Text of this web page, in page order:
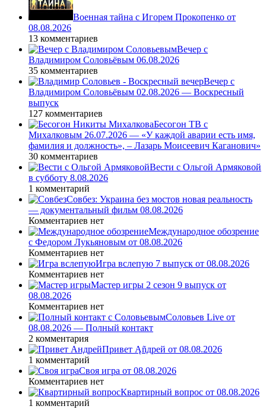
Военная тайна с Игорем Прокопенко от
08.08.2026
13 комментариев
Вечер с
Владимиром Соловьёвым 06.08.2026
35 комментариев
Вечер с
Владимиром Соловьёвым 02.08.2026 — Воскресный
выпуск
127 комментариев
Бесогон ТВ с
Михалковым 26.07.2026 — «У каждой аварии есть имя,
фамилия и должность», – Лазарь Моисеевич Каганович»
30 комментариев
Вести с Ольгой Армяковой
в субботу 8.08.2026
1 комментарий
Совбез: Украина без мостов новая реальность
— документальный фильм 08.08.2026
Комментариев нет
Международное обозрение
с Федором Лукьяновым от 08.08.2026
Комментариев нет
Игра вслепую 7 выпуск от 08.08.2026
Комментариев нет
Мастер игры 2 сезон 9 выпуск от
08.08.2026
Комментариев нет
Соловьев Live от
08.08.2026 — Полный контакт
2 комментария
Привет Ąñдpей от 08.08.2026
1 комментарий
Своя игра от 08.08.2026
Комментариев нет
Квартирный вопрос от 08.08.2026
1 комментарий